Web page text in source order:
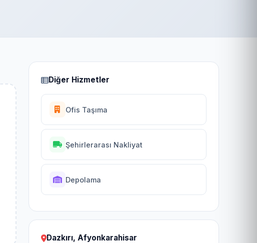
Diğer Hizmetler
Ofis Taşıma
Şehirlerarası Nakliyat
Depolama
Dazkırı, Afyonkarahisar